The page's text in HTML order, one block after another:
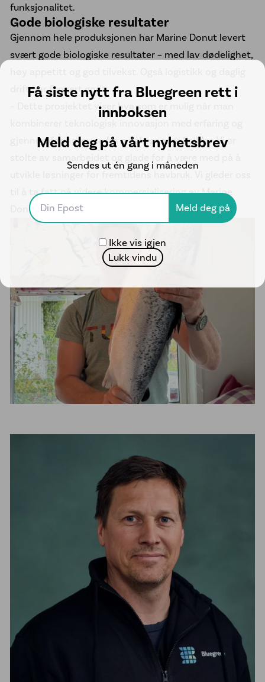
Få siste nytt fra Bluegreen rett i
innboksen
Meld deg på vårt nyhetsbrev
Sendes ut én gang i måneden
Ikke vis igjen
Lukk vindu
funksjonalitet.
Gode biologiske resultater
Gjennom hele produksjonen har Marine Donut levert
svært gode biologiske resultater – med lav dødelighet,
drift har fungert godt.
– Dette prosjektet viser hva som er mulig når man
gjennomføringsevne fra en aktør som SalMar. Vi er
utvikle løsninger for fremtidens havbruk. Vi gleder oss
til å ta fatt på videre kommersialisering av Marine
Donut, avslutter Tufte.